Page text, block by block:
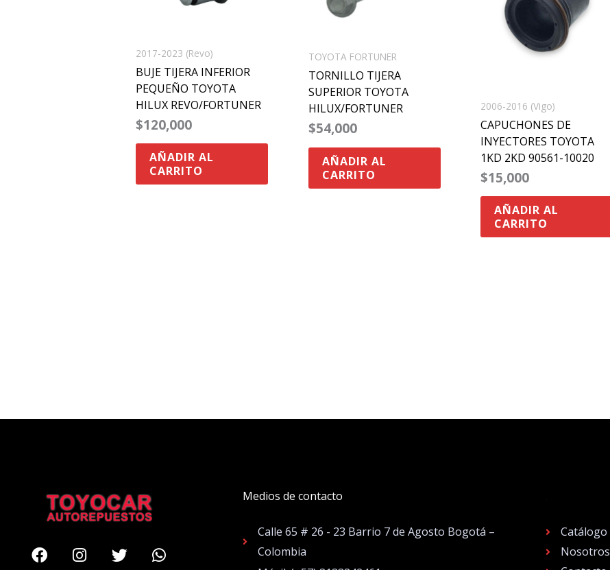
2017-2023 (Revo)
BUJE TIJERA INFERIOR
PEQUEÑO TOYOTA
HILUX REVO/FORTUNER
$120,000
AÑADIR AL
CARRITO
TOYOTA FORTUNER
TORNILLO TIJERA
SUPERIOR TOYOTA
HILUX/FORTUNER
$54,000
AÑADIR AL
CARRITO
2006-2016 (Vigo)
CAPUCHONES DE
INYECTORES TOYOTA
1KD 2KD 90561-10020
$15,000
AÑADIR AL
CARRITO
FacebookInstagram
TwitterWhatsapp
Medios de contacto
Calle 65 # 26 - 23 Barrio 7 de Agosto Bogotá –
Colombia
Catálogo
Nosotros